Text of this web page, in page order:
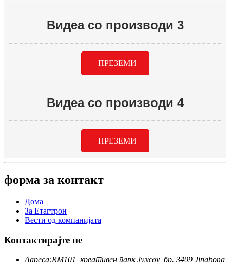
Видеа со производи 3
ПРЕЗЕМИ
Видеа со производи 4
ПРЕЗЕМИ
форма за контакт
Дома
За Етагтрон
Вести од компанијата
Контактирајте не
Адреса:RM101, креативен парк Јужоу, бр. 3409 Jinghong